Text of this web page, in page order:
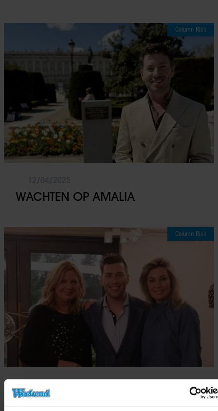
Column Rick
WACHTEN OP AMALIA
Column Rick
(NIET) ALLES OP TV IS NEP